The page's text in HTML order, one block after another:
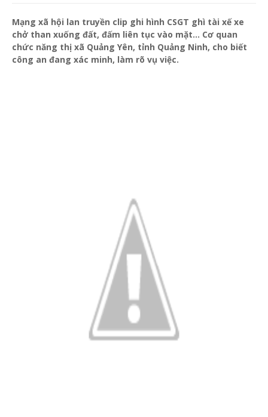
Mạng xã hội lan truyền clip ghi hình CSGT ghì tài xế xe
chở than xuống đất, đấm liên tục vào mặt… Cơ quan
chức năng thị xã Quảng Yên, tỉnh Quảng Ninh, cho biết
công an đang xác minh, làm rõ vụ việc.